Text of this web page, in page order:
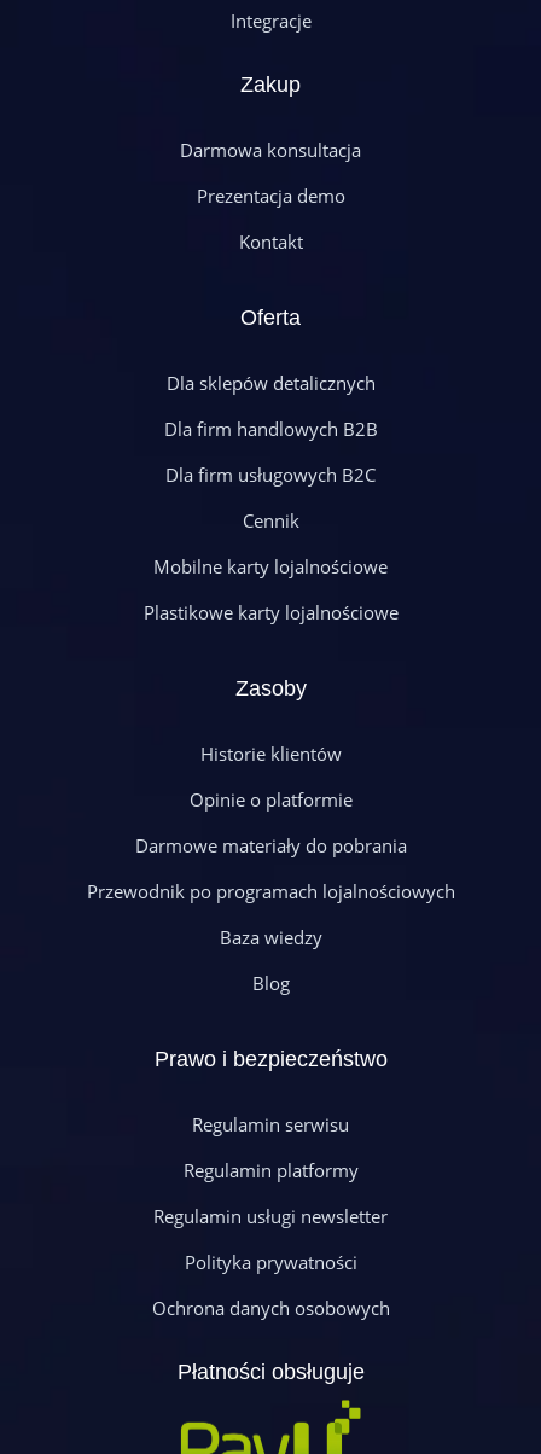
Integracje
Zakup
Darmowa konsultacja
Prezentacja demo
Kontakt
Oferta
Dla sklepów detalicznych
Dla firm handlowych B2B
Dla firm usługowych B2C
Cennik
Mobilne karty lojalnościowe
Plastikowe karty lojalnościowe
Zasoby
Historie klientów
Opinie o platformie
Darmowe materiały do pobrania
Przewodnik po programach lojalnościowych
Baza wiedzy
Blog
Prawo i bezpieczeństwo
Regulamin serwisu
Regulamin platformy
Regulamin usługi newsletter
Polityka prywatności
Ochrona danych osobowych
Płatności obsługuje